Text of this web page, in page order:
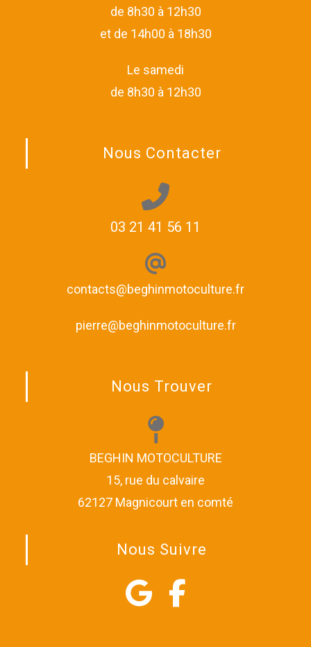
de 8h30 à 12h30
et de 14h00 à 18h30
Le samedi
de 8h30 à 12h30
Nous Contacter
03 21 41 56 11
contacts@beghinmotoculture.fr
pierre@beghinmotoculture.fr
Nous Trouver
BEGHIN MOTOCULTURE
15, rue du calvaire
62127 Magnicourt en comté
Nous Suivre